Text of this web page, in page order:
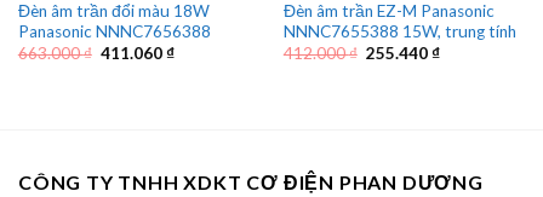
Đèn âm trần đổi màu 18W
Panasonic NNNC7656388
663.000₫ Giá
411.060₫Giá
Đèn âm trần EZ-M Panasonic
NNNC7655388 15W, trung tính
412.000₫ Giá
255.440₫Giá
CÔNG TY TNHH XDKT CƠ ĐIỆN PHAN DƯƠNG